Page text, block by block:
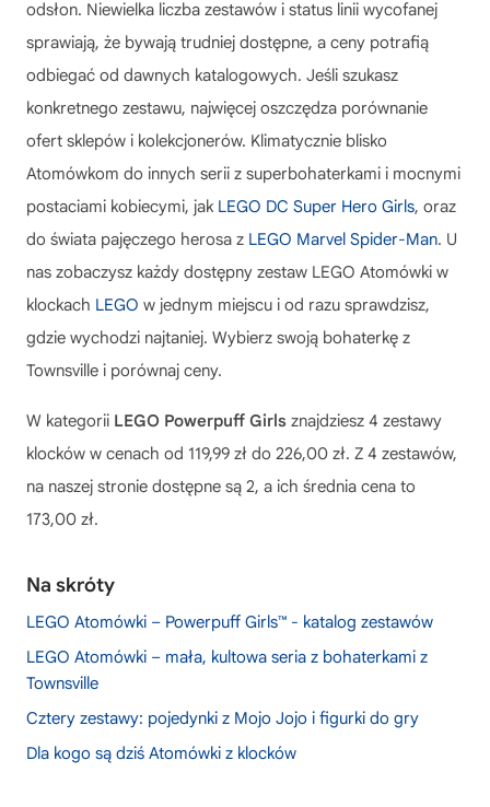
odsłon. Niewielka liczba zestawów i status linii wycofanej
sprawiają, że bywają trudniej dostępne, a ceny potrafią
odbiegać od dawnych katalogowych. Jeśli szukasz
konkretnego zestawu, najwięcej oszczędza porównanie
ofert sklepów i kolekcjonerów. Klimatycznie blisko
Atomówkom do innych serii z superbohaterkami i mocnymi
postaciami kobiecymi, jak LEGO DC Super Hero Girls, oraz
do świata pajęczego herosa z LEGO Marvel Spider-Man. U
nas zobaczysz każdy dostępny zestaw LEGO Atomówki w
klockach LEGO w jednym miejscu i od razu sprawdzisz,
gdzie wychodzi najtaniej. Wybierz swoją bohaterkę z
Townsville i porównaj ceny.
W kategorii LEGO Powerpuff Girls znajdziesz 4 zestawy
klocków w cenach od 119,99 zł do 226,00 zł. Z 4 zestawów,
na naszej stronie dostępne są 2, a ich średnia cena to
173,00 zł.
Na skróty
LEGO Atomówki – Powerpuff Girls™ - katalog zestawów
LEGO Atomówki – mała, kultowa seria z bohaterkami z
Townsville
Cztery zestawy: pojedynki z Mojo Jojo i figurki do gry
Dla kogo są dziś Atomówki z klocków